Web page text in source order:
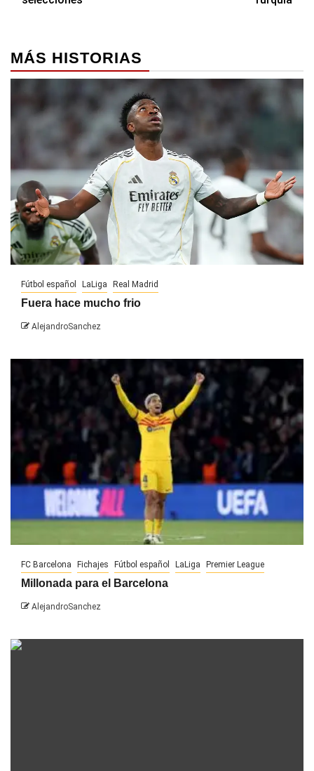
MÁS HISTORIAS
Fútbol español LaLiga Real Madrid
Fuera hace mucho frio
AlejandroSanchez
FC Barcelona Fichajes Fútbol español LaLiga Premier League
Millonada para el Barcelona
AlejandroSanchez